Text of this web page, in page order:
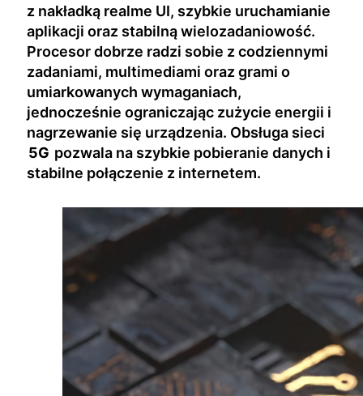
z nakładką realme UI, szybkie uruchamianie
aplikacji oraz stabilną wielozadaniowość.
Procesor dobrze radzi sobie z codziennymi
zadaniami, multimediami oraz grami o
umiarkowanych wymaganiach,
jednocześnie ograniczając zużycie energii i
nagrzewanie się urządzenia. Obsługa sieci
5G pozwala na szybkie pobieranie danych i
stabilne połączenie z internetem.